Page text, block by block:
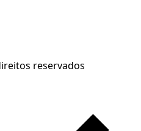
reservados